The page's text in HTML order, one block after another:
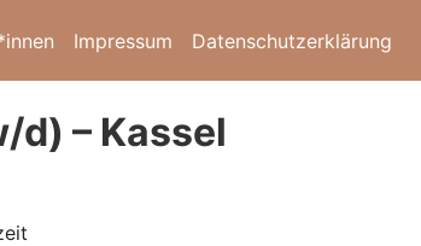
Impressum Datenschutzerklärung
– Kassel